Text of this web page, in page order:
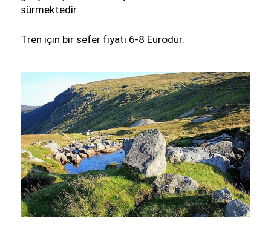
sürmektedir.
Tren için bir sefer fiyatı 6-8 Eurodur.